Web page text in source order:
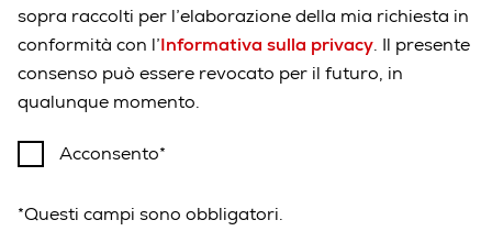
sopra raccolti per l’elaborazione della mia richiesta in
conformità con l’Informativa sulla privacy. Il presente
consenso può essere revocato per il futuro, in
qualunque momento.
Acconsento
*Questi campi sono obbligatori.